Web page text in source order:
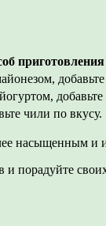
приготовления
чили по вкусу.
насыщенным и
и порадуйте